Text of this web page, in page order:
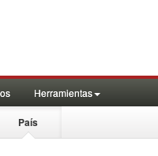
Herramientas
País